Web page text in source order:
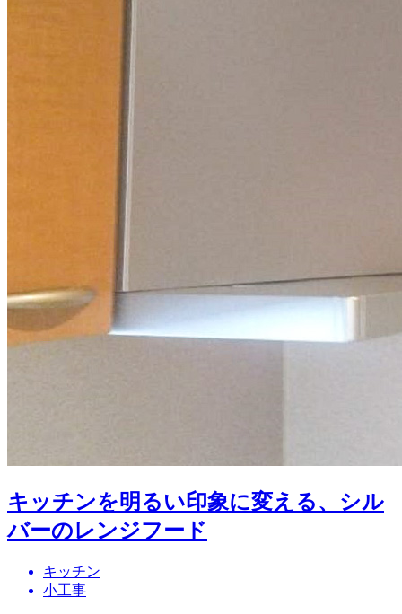
キッチンを明るい印象に変える、シル
バーのレンジフード
キッチン
小工事